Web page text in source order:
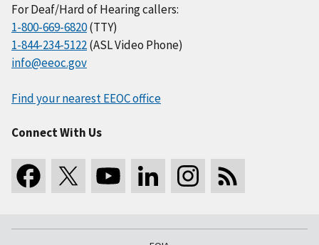
For Deaf/Hard of Hearing callers:
1-800-669-6820(TTY)
1-844-234-5122(ASL Video Phone)
info@eeoc.gov
Find your nearest EEOC office
Connect With Us